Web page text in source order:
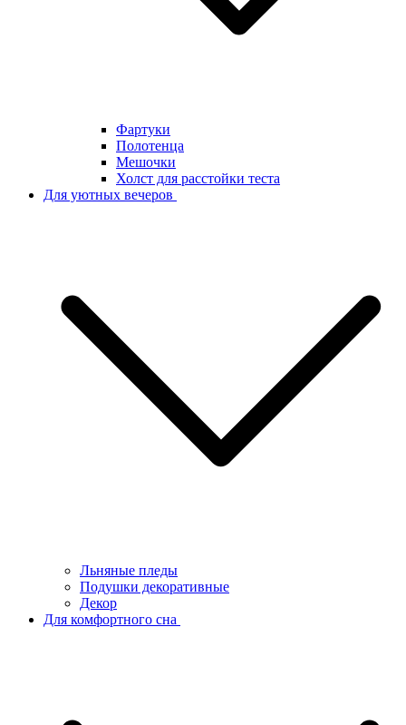
Фартуки
Полотенца
Мешочки
Холст для расстойки теста
Для уютных вечеров
Льняные пледы
Подушки декоративные
Декор
Для комфортного сна